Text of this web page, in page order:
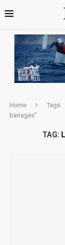
Home Tags
barrages"
TAG: